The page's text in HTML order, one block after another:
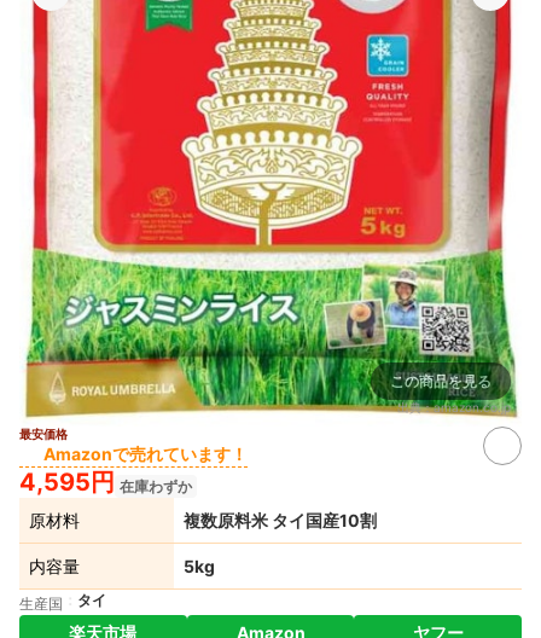
この商品を見る
出典：amazon.co.jp
最安価格
Amazonで売れています！
4,595円 在庫わずか
原材料 複数原料米 タイ国産10割
内容量 5kg
生産国 タイ
楽天市場 Amazon ヤフー